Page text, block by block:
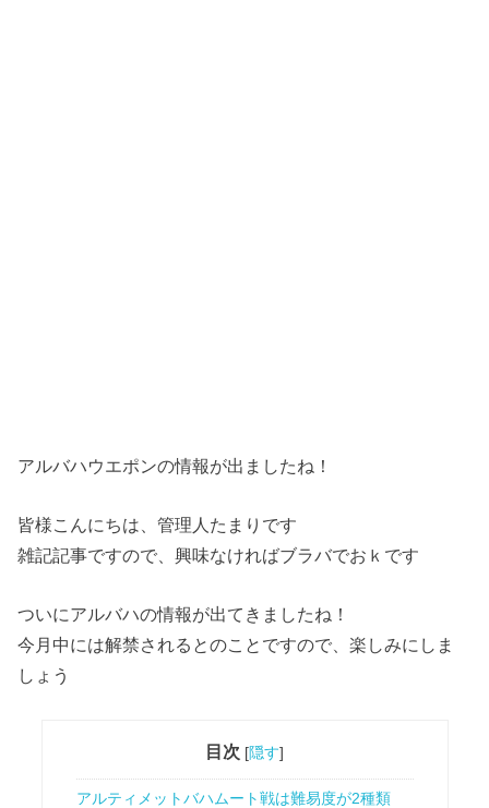
アルバハウエポンの情報が出ましたね！
皆様こんにちは、管理人たまりです
雑記記事ですので、興味なければブラバでおｋです
ついにアルバハの情報が出てきましたね！
今月中には解禁されるとのことですので、楽しみにしま
しょう
目次 [隠す]
アルティメットバハムート戦は難易度が2種類